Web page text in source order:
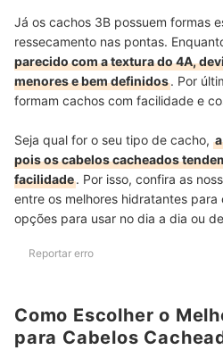
Já os cachos 3B possuem formas
ressecamento nas pontas.
parecido com a textura do 4A,
menores e bem definidos. Por
formam cachos com facilidade e
Seja qual for o seu tipo de cacho,
pois os cabelos cacheados
facilidade. Por isso, confira as
entre os melhores hidratantes
opções para usar no dia a dia ou
Reportar erro
Como Escolher o
para Cabelos